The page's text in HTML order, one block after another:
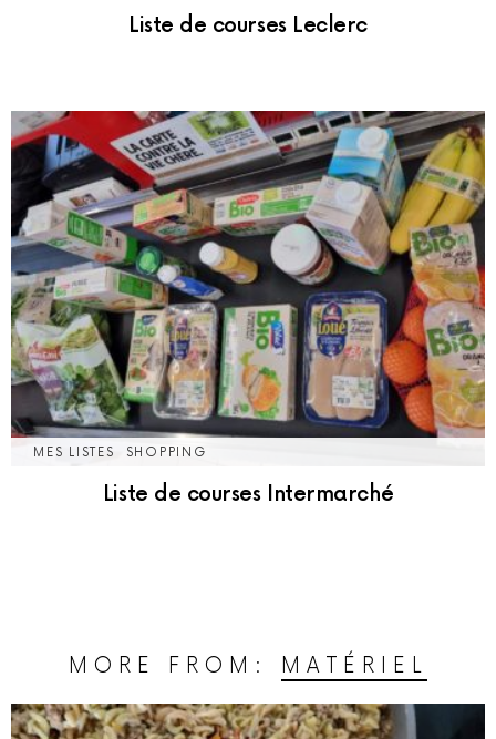
Liste de courses Leclerc
MES LISTES SHOPPING
Liste de courses Intermarché
MORE FROM: MATÉRIEL